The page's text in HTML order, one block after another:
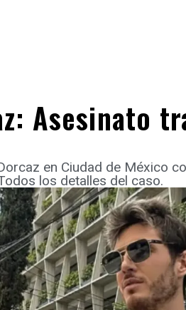
Asesinato
en Ciudad de México
los detalles del caso.